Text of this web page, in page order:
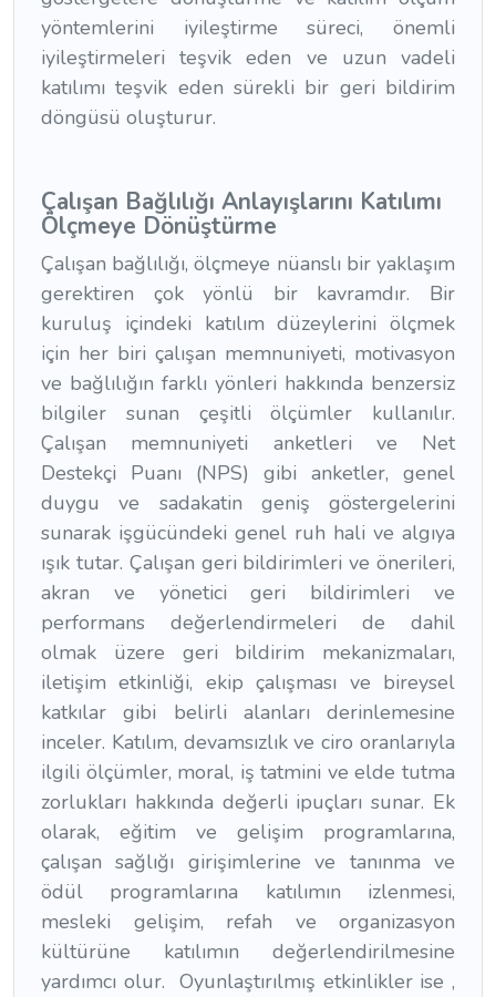
yöntemlerini iyileştirme süreci, önemli
iyileştirmeleri teşvik eden ve uzun vadeli
katılımı teşvik eden sürekli bir geri bildirim
döngüsü oluşturur.
Çalışan Bağlılığı Anlayışlarını Katılımı
Ölçmeye Dönüştürme
Çalışan bağlılığı, ölçmeye nüanslı bir yaklaşım
gerektiren çok yönlü bir kavramdır. Bir
kuruluş içindeki katılım düzeylerini ölçmek
için her biri çalışan memnuniyeti, motivasyon
ve bağlılığın farklı yönleri hakkında benzersiz
bilgiler sunan çeşitli ölçümler kullanılır.
Çalışan memnuniyeti anketleri ve Net
Destekçi Puanı (NPS) gibi anketler, genel
duygu ve sadakatin geniş göstergelerini
sunarak işgücündeki genel ruh hali ve algıya
ışık tutar. Çalışan geri bildirimleri ve önerileri,
akran ve yönetici geri bildirimleri ve
performans değerlendirmeleri de dahil
olmak üzere geri bildirim mekanizmaları,
iletişim etkinliği, ekip çalışması ve bireysel
katkılar gibi belirli alanları derinlemesine
inceler. Katılım, devamsızlık ve ciro oranlarıyla
ilgili ölçümler, moral, iş tatmini ve elde tutma
zorlukları hakkında değerli ipuçları sunar. Ek
olarak, eğitim ve gelişim programlarına,
çalışan sağlığı girişimlerine ve tanınma ve
ödül programlarına katılımın izlenmesi,
mesleki gelişim, refah ve organizasyon
kültürüne katılımın değerlendirilmesine
yardımcı olur. Oyunlaştırılmış etkinlikler ise ,